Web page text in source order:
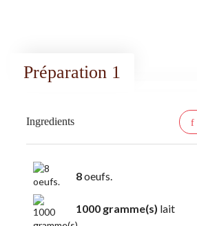
Préparation 1
Ingredients
8oeufs.
1000 gramme(s) lait